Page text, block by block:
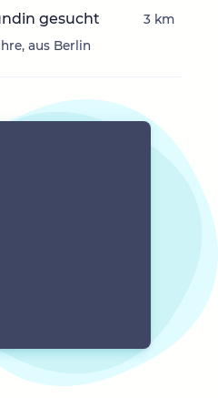
gesucht
aus Berlin
3 km